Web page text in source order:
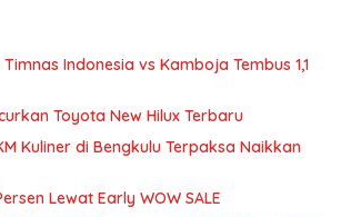
Indonesia vs Kamboja Tembus 1,1
Toyota New Hilux Terbaru
Kuliner di Bengkulu Terpaksa Naikkan
Lewat Early WOW SALE